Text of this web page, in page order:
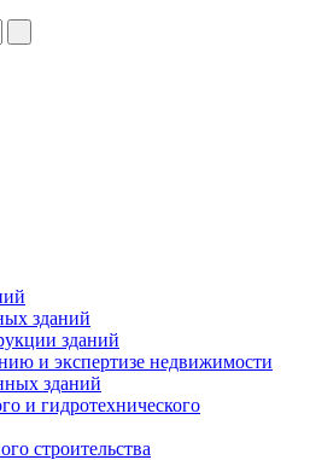
зданий
зданий
и экспертизе недвижимости
зданий
и гидротехнического
строительства